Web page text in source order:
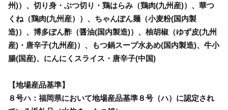
州)）、切り身・ぶつ切り・鶏はらみ（鶏肉(九州産)）、華つ
くね（鶏肉(九州産））、ちゃんぽん麺（小麦粉(国内製
造)）、博多ぽん酢（醤油(国内製造)）、柚胡椒（ゆず皮(九州
産)・唐辛子(九州産)）、もつ鍋スープ水あめ(国内製造)、牛小
腸(国産)、にんにくスライス・唐辛子(中国)
【地場産品基準】
８号ハ：福岡県において地場産品基準８号（ハ）に認定され